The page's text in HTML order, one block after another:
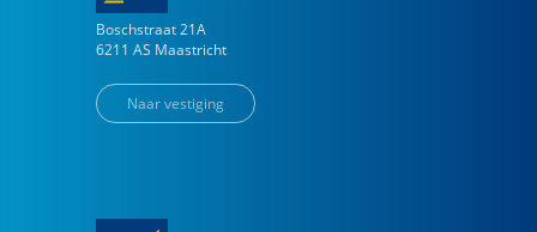
Boschstraat 21A
6211 AS Maastricht
Naar vestiging